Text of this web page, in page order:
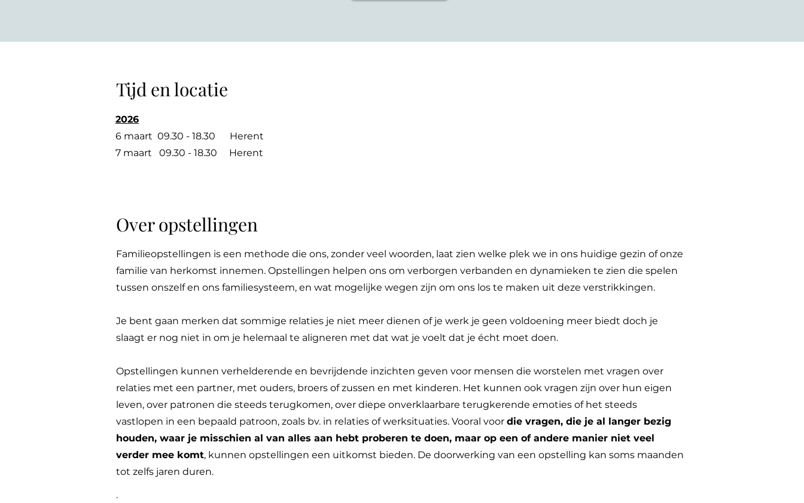
Tijd en locatie
2026
6 maart 09.30 - 18.30 Herent
7 maart 09.30 - 18.30 Herent
Over opstellingen
Familieopstellingen is een methode die ons, zonder veel woorden, laat zien welke plek we in ons huidige gezin of onze
familie van herkomst innemen. Opstellingen helpen ons om verborgen verbanden en dynamieken te zien die spelen
tussen onszelf en ons familiesysteem, en wat mogelijke wegen zijn om ons los te maken uit deze verstrikkingen.
Je bent gaan merken dat sommige relaties je niet meer dienen of je werk je geen voldoening meer biedt doch je
slaagt er nog niet in om je helemaal te aligneren met dat wat je voelt dat je écht moet doen.
Opstellingen kunnen verhelderende en bevrijdende inzichten geven voor mensen die worstelen met vragen over
relaties met een partner, met ouders, broers of zussen en met kinderen. Het kunnen ook vragen zijn over hun eigen
leven, over patronen die steeds terugkomen, over diepe onverklaarbare terugkerende emoties of het steeds
vastlopen in een bepaald patroon, zoals bv. in relaties of werksituaties. Vooral voor die vragen, die je al langer bezig
houden, waar je misschien al van alles aan hebt proberen te doen, maar op een of andere manier niet veel
verder mee komt, kunnen opstellingen een uitkomst bieden. De doorwerking van een opstelling kan soms maanden
tot zelfs jaren duren.
.